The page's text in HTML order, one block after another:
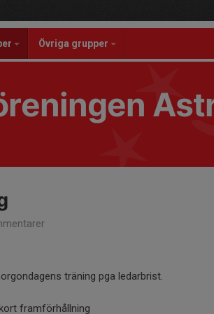
Övriga grupper
träning pga ledarbrist.
framförhållning